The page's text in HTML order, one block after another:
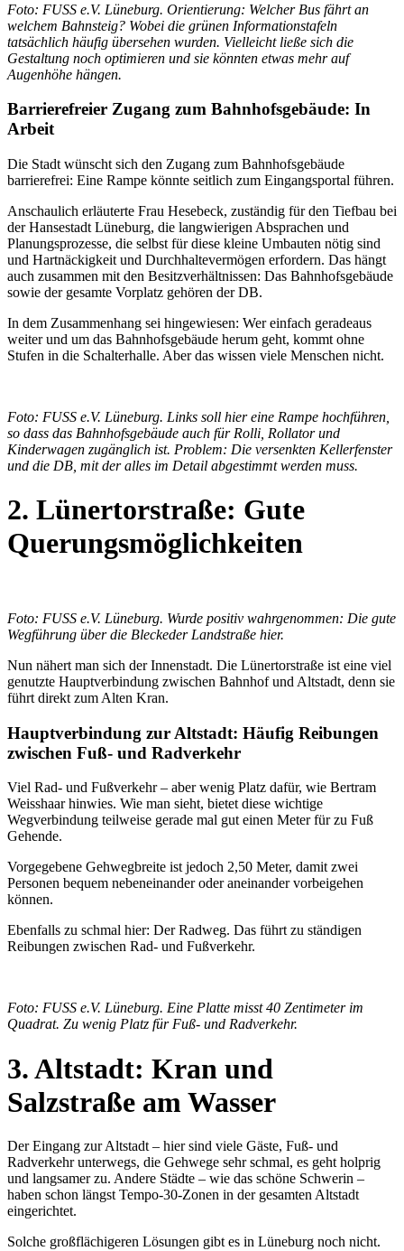
Foto: FUSS e.V. Lüneburg. Orientierung: Welcher Bus fährt an
welchem Bahnsteig? Wobei die grünen Informationstafeln
tatsächlich häufig übersehen wurden. Vielleicht ließe sich die
Gestaltung noch optimieren und sie könnten etwas mehr auf
Augenhöhe hängen.
Barrierefreier Zugang zum Bahnhofsgebäude: In
Arbeit
Die Stadt wünscht sich den Zugang zum Bahnhofsgebäude
barrierefrei: Eine Rampe könnte seitlich zum Eingangsportal führen.
Anschaulich erläuterte Frau Hesebeck, zuständig für den Tiefbau bei
der Hansestadt Lüneburg, die langwierigen Absprachen und
Planungsprozesse, die selbst für diese kleine Umbauten nötig sind
und Hartnäckigkeit und Durchhaltevermögen erfordern. Das hängt
auch zusammen mit den Besitzverhältnissen: Das Bahnhofsgebäude
sowie der gesamte Vorplatz gehören der DB.
In dem Zusammenhang sei hingewiesen: Wer einfach geradeaus
weiter und um das Bahnhofsgebäude herum geht, kommt ohne
Stufen in die Schalterhalle. Aber das wissen viele Menschen nicht.
Foto: FUSS e.V. Lüneburg. Links soll hier eine Rampe hochführen,
so dass das Bahnhofsgebäude auch für Rolli, Rollator und
Kinderwagen zugänglich ist. Problem: Die versenkten Kellerfenster
und die DB, mit der alles im Detail abgestimmt werden muss.
2. Lünertorstraße: Gute
Querungsmöglichkeiten
Foto: FUSS e.V. Lüneburg. Wurde positiv wahrgenommen: Die gute
Wegführung über die Bleckeder Landstraße hier.
Nun nähert man sich der Innenstadt. Die Lünertorstraße ist eine viel
genutzte Hauptverbindung zwischen Bahnhof und Altstadt, denn sie
führt direkt zum Alten Kran.
Hauptverbindung zur Altstadt: Häufig Reibungen
zwischen Fuß- und Radverkehr
Viel Rad- und Fußverkehr – aber wenig Platz dafür, wie Bertram
Weisshaar hinwies. Wie man sieht, bietet diese wichtige
Wegverbindung teilweise gerade mal gut einen Meter für zu Fuß
Gehende.
Vorgegebene Gehwegbreite ist jedoch 2,50 Meter, damit zwei
Personen bequem nebeneinander oder aneinander vorbeigehen
können.
Ebenfalls zu schmal hier: Der Radweg. Das führt zu ständigen
Reibungen zwischen Rad- und Fußverkehr.
Foto: FUSS e.V. Lüneburg. Eine Platte misst 40 Zentimeter im
Quadrat. Zu wenig Platz für Fuß- und Radverkehr.
3. Altstadt: Kran und
Salzstraße am Wasser
Der Eingang zur Altstadt – hier sind viele Gäste, Fuß- und
Radverkehr unterwegs, die Gehwege sehr schmal, es geht holprig
und langsamer zu. Andere Städte – wie das schöne Schwerin –
haben schon längst Tempo-30-Zonen in der gesamten Altstadt
eingerichtet.
Solche großflächigeren Lösungen gibt es in Lüneburg noch nicht.